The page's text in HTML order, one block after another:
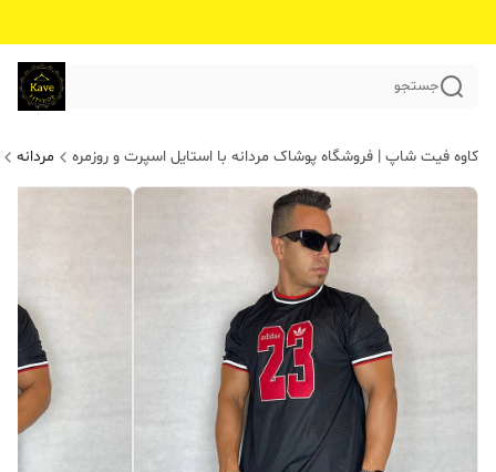
جستجو
کاوه فیت شاپ | فروشگاه پوشاک مردانه با استایل اسپرت و روزمره مردانه